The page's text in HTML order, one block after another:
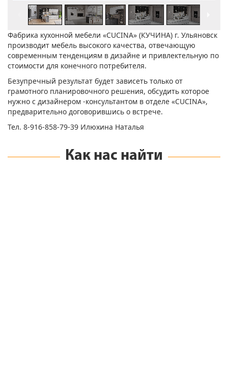
Фабрика кухонной мебели «CUCINA» (КУЧИНА) г. Ульяновск
производит мебель высокого качества, отвечающую
современным тенденциям в дизайне и привлектельную по
стоимости для конечного потребителя.
Безупречный результат будет зависеть только от
грамотного планировочного решения, обсудить которое
нужно с дизайнером -консультантом в отделе «CUCINA»,
предварительно договорившись о встрече.
Тел. 8-916-858-79-39 Илюхина Наталья
Как нас найти